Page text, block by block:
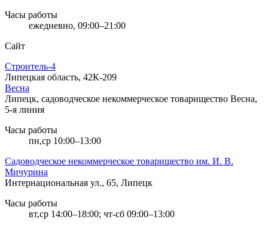
Часы работы
ежедневно, 09:00–21:00
Сайт
Строитель-4
Липецкая область, 42К-209
Весна
Липецк, садоводческое некоммерческое товарищество Весна,
5-я линия
Часы работы
пн,ср 10:00–13:00
Садоводческое некоммерческое товарищество им. И. В.
Мичурина
Интернациональная ул., 65, Липецк
Часы работы
вт,ср 14:00–18:00; чт-сб 09:00–13:00